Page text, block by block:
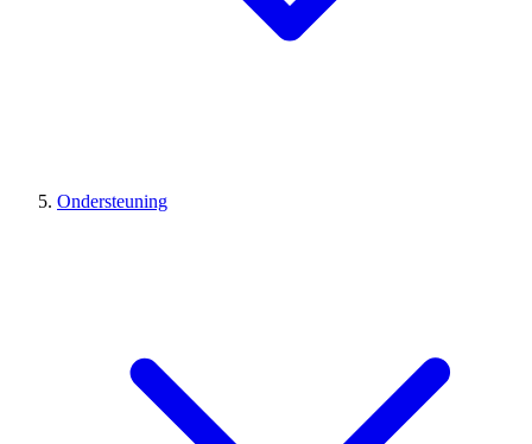
Ondersteuning